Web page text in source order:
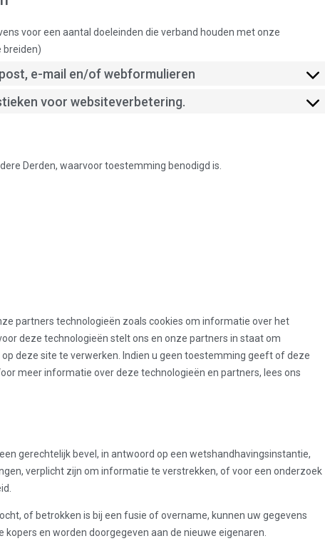
voor een aantal doeleinden die verband houden met onze
breiden)
e-mail en/of webformulieren
voor websiteverbetering.
Derden, waarvoor toestemming benodigd is.
partners technologieën zoals cookies om informatie over het
deze technologieën stelt ons en onze partners in staat om
deze site te verwerken. Indien u geen toestemming geeft of deze
meer informatie over deze technologieën en partners, lees ons
gerechtelijk bevel, in antwoord op een wetshandhavingsinstantie,
verplicht zijn om informatie te verstrekken, of voor een onderzoek
of betrokken is bij een fusie of overname, kunnen uw gegevens
en worden doorgegeven aan de nieuwe eigenaren.